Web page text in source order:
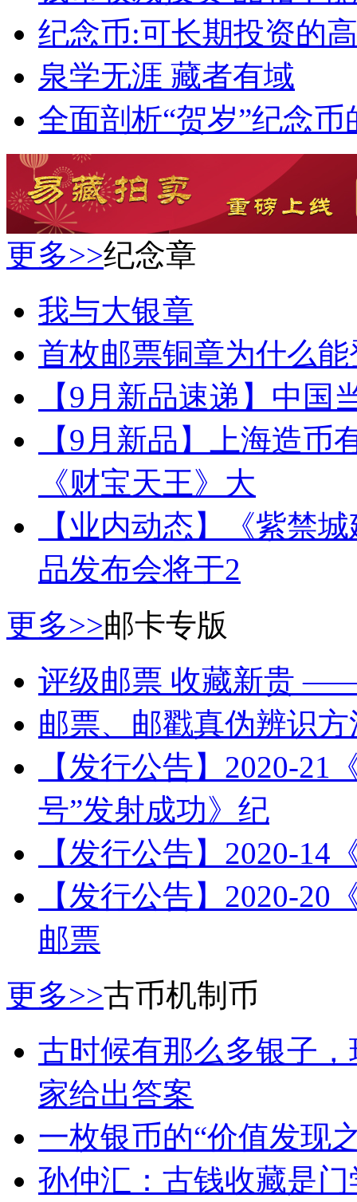
纪念币:可长期投资的
泉学无涯 藏者有域
全面剖析“贺岁”纪念币
更多>>纪念章
我与大银章
首枚邮票铜章为什么
【9月新品速递】中
【9月新品】上海造
《财宝天王》大
【业内动态】《紫禁
品发布会将于2
更多>>邮卡专版
评级邮票 收藏新贵
邮票、邮戳真伪辨识
【发行公告】2020-21
号”发射成功》纪
【发行公告】2020-14
【发行公告】2020-
邮票
更多>>古币机制币
古时候有那么多银子
家给出答案
一枚银币的“价值发现
孙仲汇：古钱收藏是